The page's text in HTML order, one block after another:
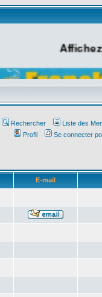
Rechercher
Liste des
Profil
Se connecter
E-mail